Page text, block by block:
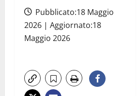
Pubblicato:18 Maggio
2026 | Aggiornato:18
Maggio 2026